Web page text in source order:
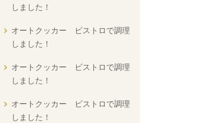
しました！
オートクッカー ビストロで調理
しました！
オートクッカー ビストロで調理
しました！
オートクッカー ビストロで調理
しました！